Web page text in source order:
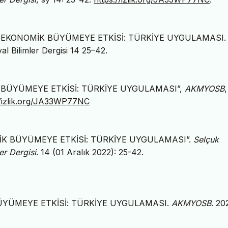
BÜYÜMEYE ETKİSİ: TÜRKİYE UYGULAMASI.
Bilimler Dergisi 14 25–42.
ETKİSİ: TÜRKİYE UYGULAMASI”, AKMYOSB
JA33WP77NC
BÜYÜMEYE ETKİSİ: TÜRKİYE UYGULAMASI”. Selçuk
Dergisi. 14 (01 Aralık 2022): 25-42.
ETKİSİ: TÜRKİYE UYGULAMASI. AKMYOSB.